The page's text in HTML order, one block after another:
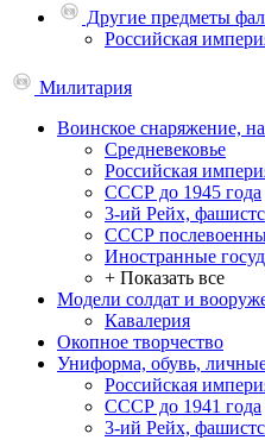
Другие предметы
Российская
Милитария
Воинское снаряжение,
Средневековье
Российская
СССР до 1945 года
3-ий Рейх,
СССР
Иностранные
+ Показать все
Модели солдат и
Кавалерия
Окопное творчество
Униформа, обувь,
Российская
СССР до 1941 года
3-ий Рейх,